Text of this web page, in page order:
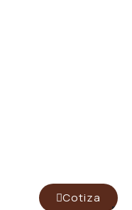
Cotiza